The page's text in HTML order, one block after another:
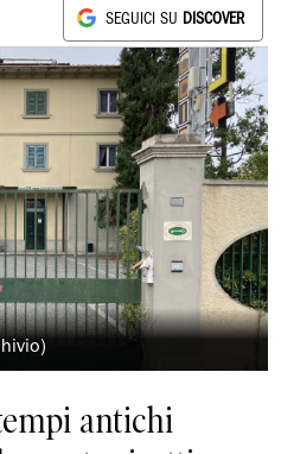
SEGUICI SU DISCOVER
antichi